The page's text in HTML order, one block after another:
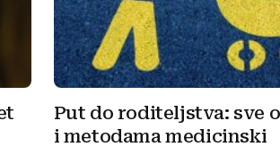
Put do roditeljstva: sve
i metodama medicinski